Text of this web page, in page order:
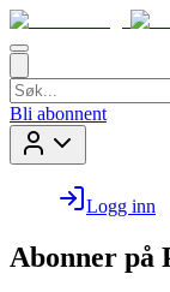
Bli abonnent
Logg inn
Abonner på